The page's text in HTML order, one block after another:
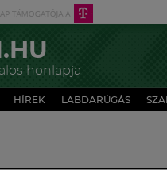
honlapja
HÍREK LABDARÚGÁS